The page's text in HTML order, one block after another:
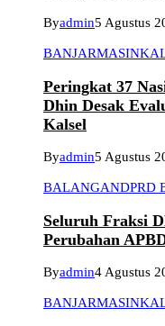
Byadmin5 Agustus
BANJARMASIN
Peringkat 37
Dhin Desak
Kalsel
Byadmin5 Agustus
BALANGANDPRD
Seluruh Fraksi
Perubahan
Byadmin4 Agustus
BANJARMASIN